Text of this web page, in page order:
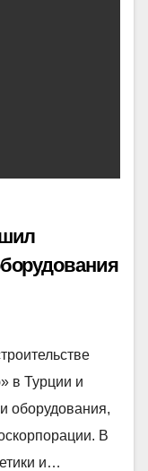
в Турции и
оборудования,
В
и…